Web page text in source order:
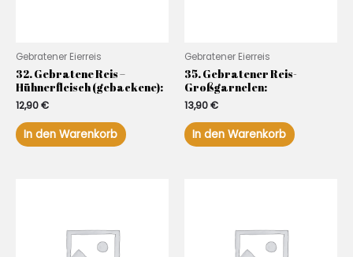
Gebratener Eierreis
32. Gebratene Reis –
Hühnerfleisch (gebackene):
12,90€
In den Warenkorb
Gebratener Eierreis
35. Gebratener Reis-
Großgarnelen:
13,90€
In den Warenkorb